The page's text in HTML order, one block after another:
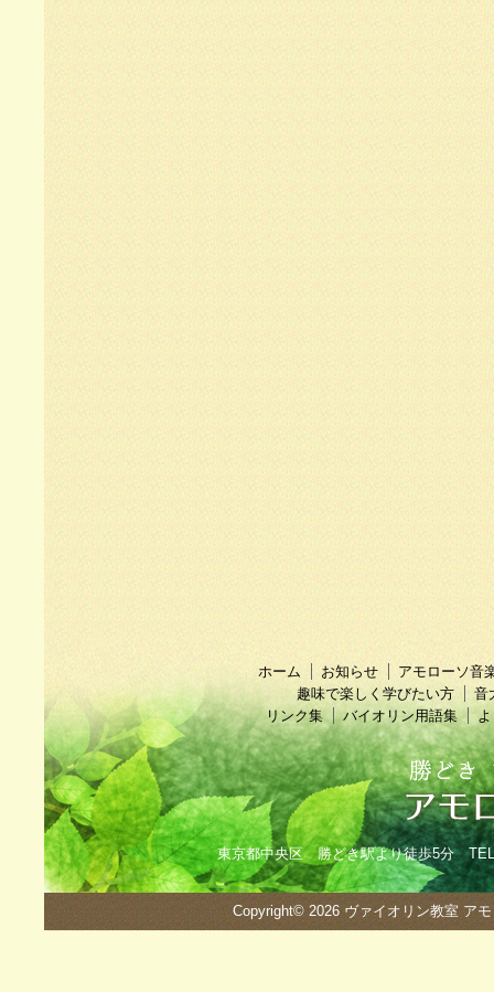
ホーム お知らせ
アモローソ音
趣味で楽しく学びたい方
音
リンク集
バイオリン用語集
東京都中央区 勝どき駅より徒歩5分
Copyright© 2026 ヴァイオリン教室 ア